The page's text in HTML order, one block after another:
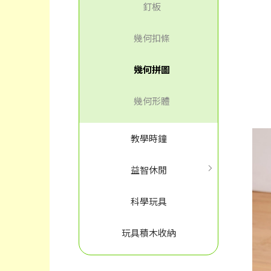
釘板
幾何扣條
幾何拼圖
幾何形體
教學時鐘
益智休閒
科學玩具
玩具積木收納